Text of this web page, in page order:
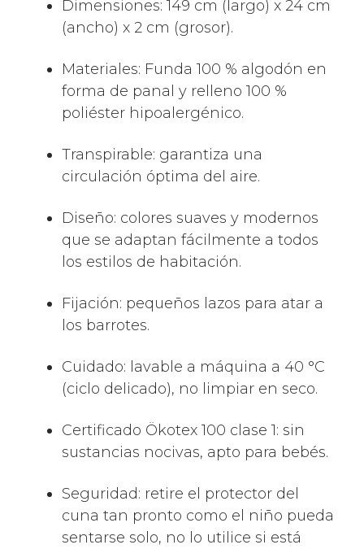
Dimensiones: 149 cm (largo) x 24 cm
(ancho) x 2 cm (grosor).
Materiales: Funda 100 % algodón en
forma de panal y relleno 100 %
poliéster hipoalergénico.
Transpirable: garantiza una
circulación óptima del aire.
Diseño: colores suaves y modernos
que se adaptan fácilmente a todos
los estilos de habitación.
Fijación: pequeños lazos para atar a
los barrotes.
Cuidado: lavable a máquina a 40 °C
(ciclo delicado), no limpiar en seco.
Certificado Ökotex 100 clase 1: sin
sustancias nocivas, apto para bebés.
Seguridad: retire el protector del
cuna tan pronto como el niño pueda
sentarse solo, no lo utilice si está